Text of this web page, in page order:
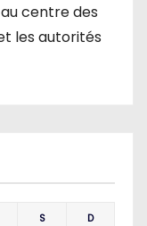
centre des
les autorités
S D